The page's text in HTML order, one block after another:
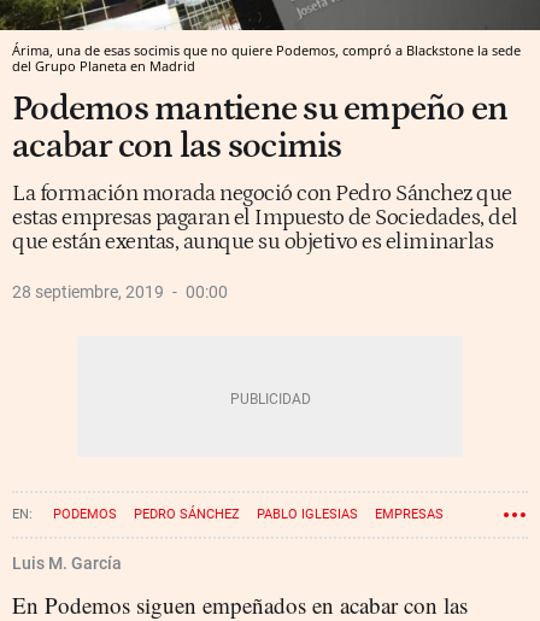
Árima, una de esas socimis que no quiere Podemos, compró a Blackstone la sede
del Grupo Planeta en Madrid
Podemos mantiene su empeño en
acabar con las socimis
La formación morada negoció con Pedro Sánchez que
estas empresas pagaran el Impuesto de Sociedades, del
que están exentas, aunque su objetivo es eliminarlas
28 septiembre, 2019 00:00
PODEMOS PEDRO SÁNCHEZ PABLO IGLESIAS EMPRESAS
SOCIMI
Luis M. García
En Podemos siguen empeñados en acabar con las